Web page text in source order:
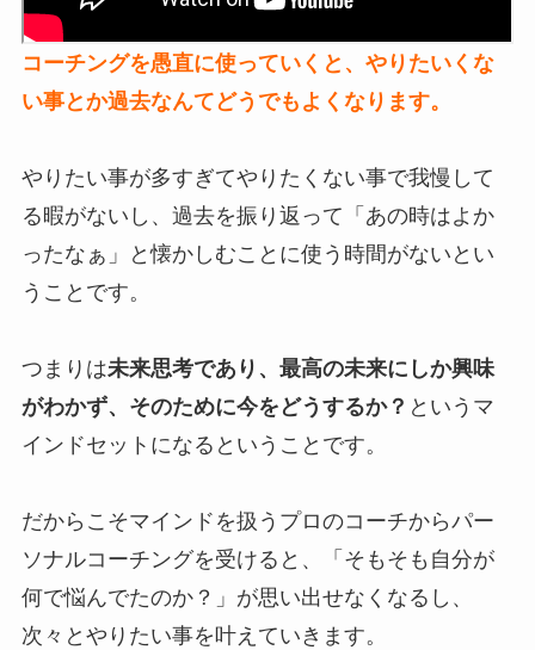
コーチングを愚直に使っていくと、やりたいくな
い事とか過去なんてどうでもよくなります。
やりたい事が多すぎてやりたくない事で我慢して
る暇がないし、過去を振り返って「あの時はよか
ったなぁ」と懐かしむことに使う時間がないとい
うことです。
つまりは未来思考であり、最高の未来にしか興味
がわかず、そのために今をどうするか？ というマ
インドセットになるということです。
だからこそマインドを扱うプロのコーチからパー
ソナルコーチングを受けると、「そもそも自分が
何で悩んでたのか？」が思い出せなくなるし、
次々とやりたい事を叶えていきます。